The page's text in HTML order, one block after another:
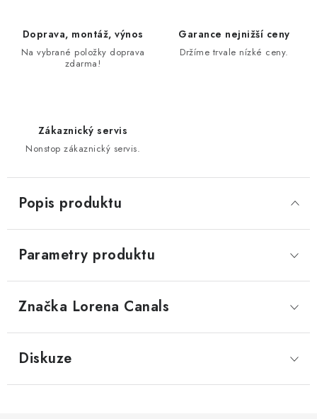
Doprava, montáž, výnos
Na vybrané položky doprava
zdarma!
Garance nejnižší ceny
Držíme trvale nízké ceny.
Zákaznický servis
Nonstop zákaznický servis.
Popis produktu
Parametry produktu
Značka Lorena Canals
Diskuze